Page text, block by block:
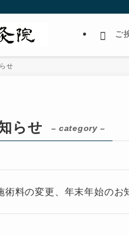
ご
せ
らせ – category –
術料の変更、年末年始のお